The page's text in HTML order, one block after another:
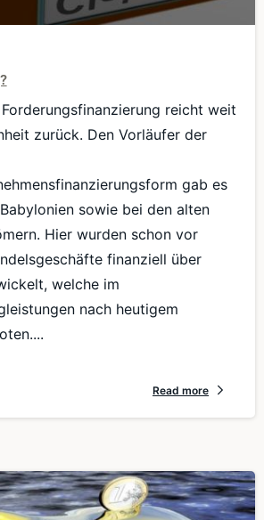
reicht weit
zurück. Den Vorläufer der
gab es
sowie bei den alten
Hier wurden schon vor
finanziell über
welche im
nach heutigem
Read more